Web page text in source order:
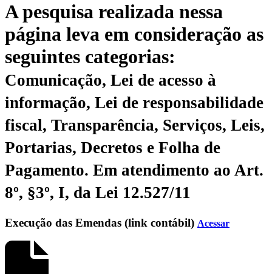
A pesquisa realizada nessa
página leva em consideração as
seguintes categorias:
Comunicação, Lei de acesso à
informação, Lei de responsabilidade
fiscal, Transparência, Serviços, Leis,
Portarias, Decretos e Folha de
Pagamento. Em atendimento ao Art.
8º, §3º, I, da Lei 12.527/11
Execução das Emendas (link contábil) Acessar